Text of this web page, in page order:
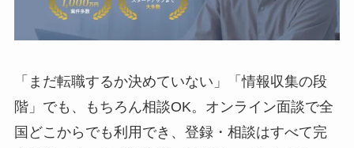
「まだ転職するか決めていない」「情報収集の段
階」でも、もちろん相談OK。オンライン面談で全
国どこからでも利用でき、登録・相談はすべて完